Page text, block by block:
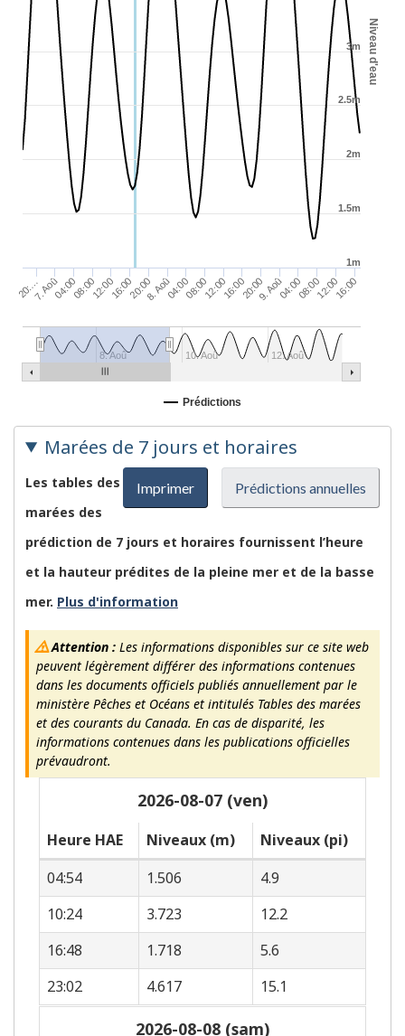
Niveau d'eau
20:…7. Aoû04:0008:0012:0016:0020:008. Aoû04:0008:0012:0016:0020:009. Aoû04:0008:0012:0016:00
8. Aoû 10. Aoû 12. Aoû
1m
2m
3m
1.5m
2.5m
Prédictions
Marées de 7 jours et horaires
Imprimer Prédictions annuelles
Les tables des
marées des
prédiction de 7 jours et horaires fournissent l’heure
et la hauteur prédites de la pleine mer et de la basse
mer. Plus d'information
Attention :Les informations disponibles sur ce site web
peuvent légèrement différer des informations contenues
dans les documents officiels publiés annuellement par le
ministère Pêches et Océans et intitulés Tables des marées
et des courants du Canada. En cas de disparité, les
informations contenues dans les publications officielles
prévaudront.
2026-08-07 (ven)
Heure HAE Niveaux (m)
Niveaux (pi)
04:54
1.506
4.9
10:24
3.723
12.2
16:48
1.718
5.6
23:02
4.617 15.1
2026-08-08 (sam)